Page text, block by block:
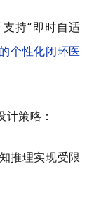
持“即时自适
个性化闭环医
策略：
推理实现受限